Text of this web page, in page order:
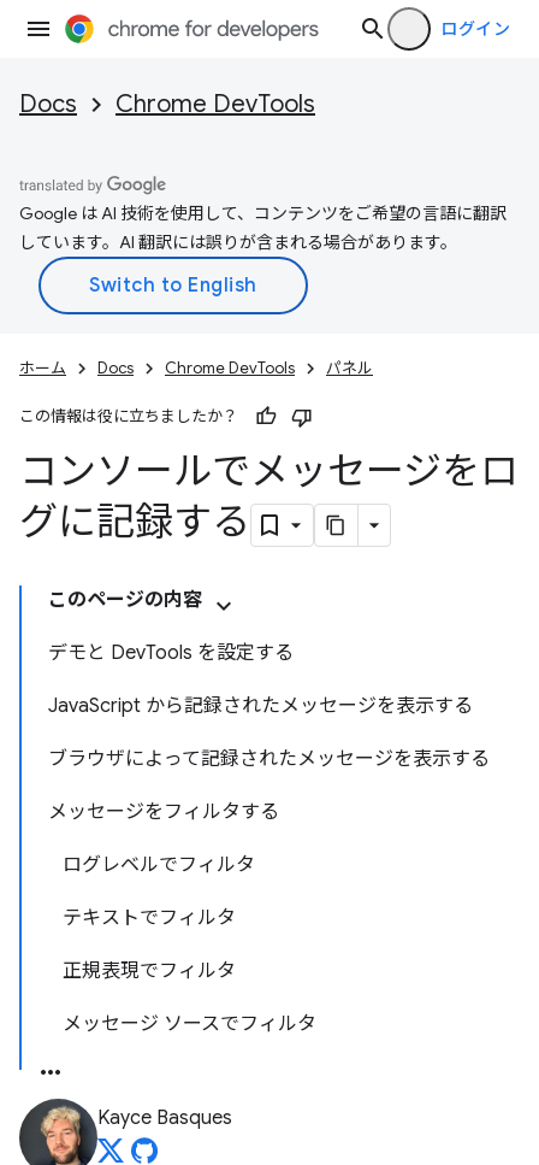
ログイン
Docs Chrome DevTools
Google は AI 技術を使用して、コンテンツをご希望の言語に翻訳
しています。AI 翻訳には誤りが含まれる場合があります。
ホーム Docs Chrome DevTools パネル
この情報は役に立ちましたか？
コンソールでメッセージをロ
グに記録する
このページの内容
デモと DevTools を設定する
JavaScript から記録されたメッセージを表示する
ブラウザによって記録されたメッセージを表示する
メッセージをフィルタする
ログレベルでフィルタ
テキストでフィルタ
正規表現でフィルタ
メッセージ ソースでフィルタ
Kayce Basques